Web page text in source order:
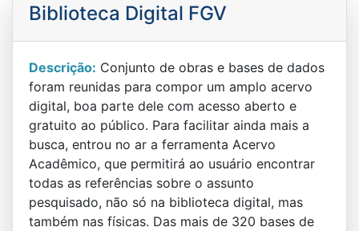
Biblioteca Digital FGV
Descrição: Conjunto de obras e bases de dados
foram reunidas para compor um amplo acervo
digital, boa parte dele com acesso aberto e
gratuito ao público. Para facilitar ainda mais a
busca, entrou no ar a ferramenta Acervo
Acadêmico, que permitirá ao usuário encontrar
todas as referências sobre o assunto
pesquisado, não só na biblioteca digital, mas
também nas físicas. Das mais de 320 bases de